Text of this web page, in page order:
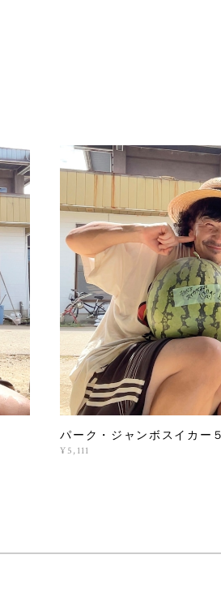
パーク・ジャンボスイカー
¥5,111